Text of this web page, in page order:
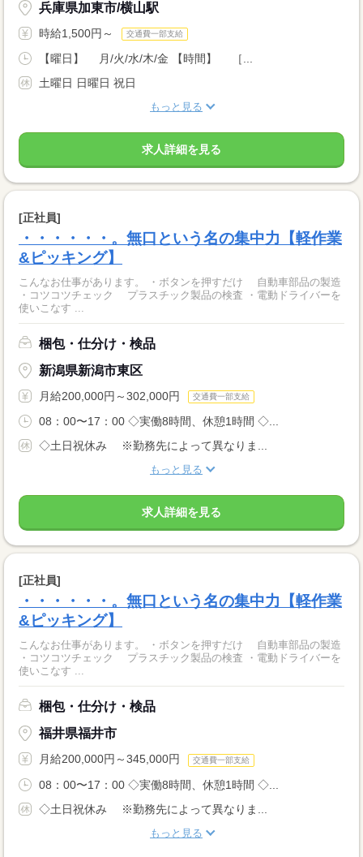
兵庫県加東市/横山駅
時給1,500円～ 交通費一部支給
【曜日】 月/火/水/木/金 【時間】 ［...
土曜日 日曜日 祝日
もっと見る
求人詳細を見る
[正社員]
・・・・・・。無口という名の集中力【軽作業
&ピッキング】
こんなお仕事があります。 ・ボタンを押すだけ 自動車部品の製造
・コツコツチェック プラスチック製品の検査 ・電動ドライバーを
使いこなす ...
梱包・仕分け・検品
新潟県新潟市東区
月給200,000円～302,000円 交通費一部支給
08：00〜17：00 ◇実働8時間、休憩1時間 ◇...
◇土日祝休み ※勤務先によって異なりま...
もっと見る
求人詳細を見る
[正社員]
・・・・・・。無口という名の集中力【軽作業
&ピッキング】
こんなお仕事があります。 ・ボタンを押すだけ 自動車部品の製造
・コツコツチェック プラスチック製品の検査 ・電動ドライバーを
使いこなす ...
梱包・仕分け・検品
福井県福井市
月給200,000円～345,000円 交通費一部支給
08：00〜17：00 ◇実働8時間、休憩1時間 ◇...
◇土日祝休み ※勤務先によって異なりま...
もっと見る